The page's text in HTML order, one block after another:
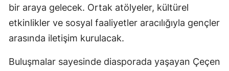
bir araya gelecek. Ortak atölyeler, kültürel
etkinlikler ve sosyal faaliyetler aracılığıyla gençler
arasında iletişim kurulacak.
Buluşmalar sayesinde diasporada yaşayan Çeçen